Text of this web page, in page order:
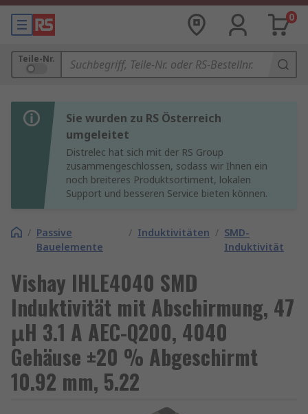
0
Teile-Nr.
Sie wurden zu RS Österreich
umgeleitet
Distrelec hat sich mit der RS Group
zusammengeschlossen, sodass wir Ihnen ein
noch breiteres Produktsortiment, lokalen
Support und besseren Service bieten können.
/ Passive
Bauelemente
/ Induktivitäten / SMD-
Induktivität
Vishay IHLE4040 SMD
Induktivität mit Abschirmung, 47
μH 3.1 A AEC-Q200, 4040
Gehäuse ±20 % Abgeschirmt
10.92 mm, 5.22